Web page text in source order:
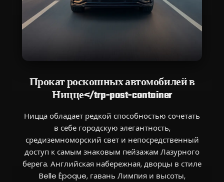
Прокат роскошных автомобилей в
Ницце</trp-post-container
Ницца обладает редкой способностью сочетать
в себе городскую элегантность,
средиземноморский свет и непосредственный
доступ к самым знаковым пейзажам Лазурного
берега. Английская набережная, дворцы в стиле
Belle Époque, гавань Лимпия и высоты,